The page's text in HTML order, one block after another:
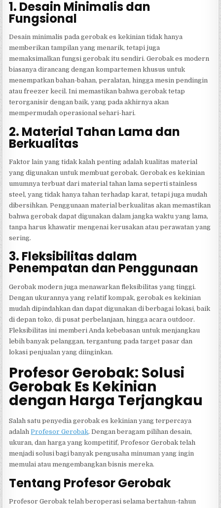
1. Desain Minimalis dan
Fungsional
Desain minimalis pada gerobak es kekinian tidak hanya
memberikan tampilan yang menarik, tetapi juga
memaksimalkan fungsi gerobak itu sendiri. Gerobak es modern
biasanya dirancang dengan kompartemen khusus untuk
menempatkan bahan-bahan, peralatan, hingga mesin pendingin
atau freezer kecil. Ini memastikan bahwa gerobak tetap
terorganisir dengan baik, yang pada akhirnya akan
mempermudah operasional sehari-hari.
2. Material Tahan Lama dan
Berkualitas
Faktor lain yang tidak kalah penting adalah kualitas material
yang digunakan untuk membuat gerobak. Gerobak es kekinian
umumnya terbuat dari material tahan lama seperti stainless
steel, yang tidak hanya tahan terhadap karat, tetapi juga mudah
dibersihkan. Penggunaan material berkualitas akan memastikan
bahwa gerobak dapat digunakan dalam jangka waktu yang lama,
tanpa harus khawatir mengenai kerusakan atau perawatan yang
sering.
3. Fleksibilitas dalam
Penempatan dan Penggunaan
Gerobak modern juga menawarkan fleksibilitas yang tinggi.
Dengan ukurannya yang relatif kompak, gerobak es kekinian
mudah dipindahkan dan dapat digunakan di berbagai lokasi, baik
di depan toko, di pusat perbelanjaan, hingga acara outdoor.
Fleksibilitas ini memberi Anda kebebasan untuk menjangkau
lebih banyak pelanggan, tergantung pada target pasar dan
lokasi penjualan yang diinginkan.
Profesor Gerobak: Solusi
Gerobak Es Kekinian
dengan Harga Terjangkau
Salah satu penyedia gerobak es kekinian yang terpercaya
adalahProfesor Gerobak. Dengan beragam pilihan desain,
ukuran, dan harga yang kompetitif, Profesor Gerobak telah
menjadi solusi bagi banyak pengusaha minuman yang ingin
memulai atau mengembangkan bisnis mereka.
Tentang Profesor Gerobak
Profesor Gerobak telah beroperasi selama bertahun-tahun